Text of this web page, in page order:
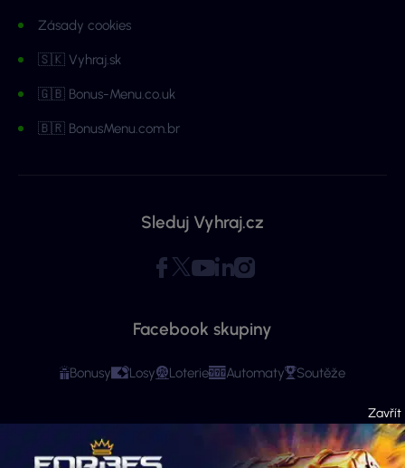
Zásady cookies
🇸🇰 Vyhraj.sk
🇬🇧 Bonus-Menu.co.uk
🇧🇷 BonusMenu.com.br
Sleduj Vyhraj.cz
Facebook skupiny
Bonusy Losy Loterie Automaty Soutěže
Copyright © 2026 - Všechna práva vyhrazena. Vyhraj.cz | Ministerstvo financí
varuje: Účastí na hazardní hře může vzniknout závislost! Stránky mají čistě